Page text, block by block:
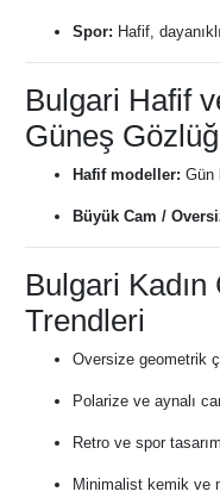
Spor: Hafif,
Bulgari Hafif
Güneş
Hafif modeller: Gün
Büyük Cam /
Bulgari
Trendleri
Oversize geometrik
Polarize ve aynalı
Retro ve spor
Minimalist kemik ve